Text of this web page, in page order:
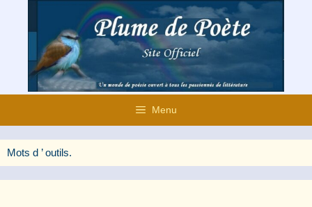
contenu
Menu
Mots d ’ outils.